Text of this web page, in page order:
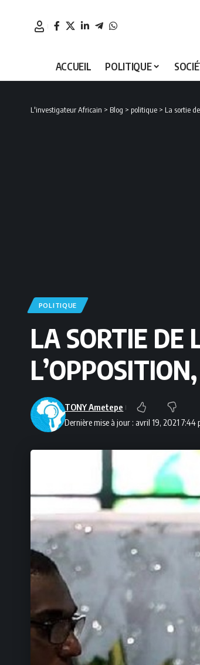
ACCUEIL POLITIQUE
L'investigateur Africain > Blog > politique > La sortie
POLITIQUE
LA SORTIE DE
Dernière mise à jour : avril 19, 2021 7:44
TONY Ametepe